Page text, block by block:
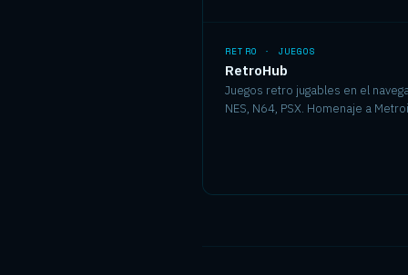
RETRO · JUEGOS
RetroHub
Juegos retro jugables en el
NES, N64, PSX. Homenaje a